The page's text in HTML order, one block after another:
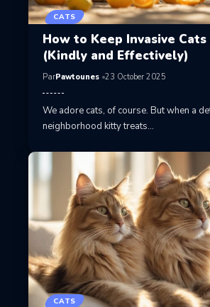
CATS
How to Keep Invasive Cats
(Kindly and Effectively)
ParPawtounes 23 October 2025
We adore cats, of course. But when a
neighborhood kitty treats…
CATS